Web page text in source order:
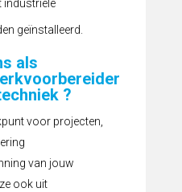
geïnstalleerd.
als
?
voor projecten,
van jouw
ook uit